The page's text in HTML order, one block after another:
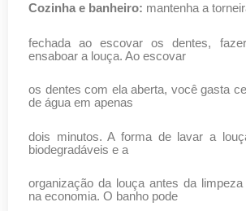
Cozinha e banheiro: mantenha a
fechada ao escovar os dentes,
ensaboar a louça. Ao escovar
os dentes com ela aberta, você gasta
de água em apenas
dois minutos. A forma de lavar a
biodegradáveis e a
organização da louça antes da
na economia. O banho pode